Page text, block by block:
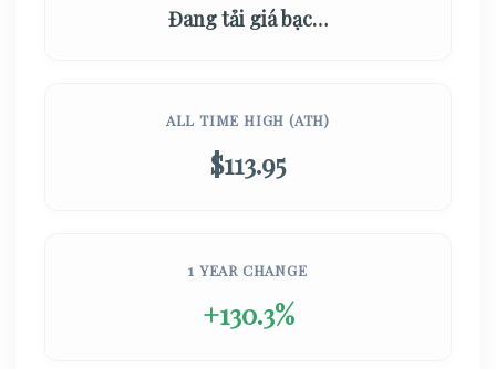
Đang tải giá bạc…
ALL TIME HIGH (ATH)
$113.95
1 YEAR CHANGE
+130.3%